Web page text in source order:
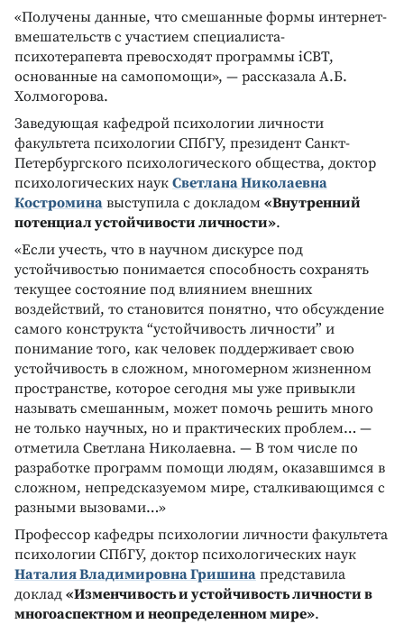
«Получены данные, что смешанные формы интернет-
вмешательств с участием специалиста-
психотерапевта превосходят программы iCBT,
основанные на самопомощи», — рассказала А.Б.
Холмогорова.
Заведующая кафедрой психологии личности
факультета психологии СПбГУ, президент Санкт-
Петербургского психологического общества, доктор
психологических наук Светлана Николаевна
Костромина выступила с докладом «Внутренний
потенциал устойчивости личности».
«Если учесть, что в научном дискурсе под
устойчивостью понимается способность сохранять
текущее состояние под влиянием внешних
воздействий, то становится понятно, что обсуждение
самого конструкта “устойчивость личности” и
понимание того, как человек поддерживает свою
устойчивость в сложном, многомерном жизненном
пространстве, которое сегодня мы уже привыкли
называть смешанным, может помочь решить много
не только научных, но и практических проблем… —
отметила Светлана Николаевна. — В том числе по
разработке программ помощи людям, оказавшимся в
сложном, непредсказуемом мире, сталкивающимся с
разными вызовами…»
Профессор кафедры психологии личности факультета
психологии СПбГУ, доктор психологических наук
Наталия Владимировна Гришина представила
доклад «Изменчивость и устойчивость личности в
многоаспектном и неопределенном мире».